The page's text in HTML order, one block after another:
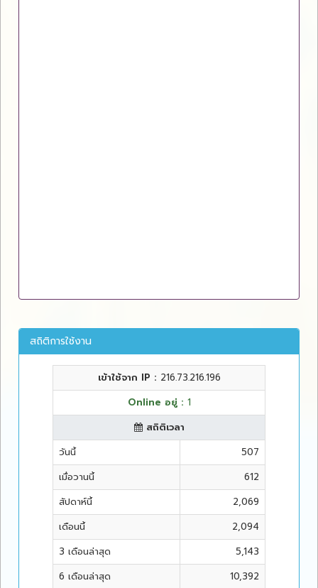
สถิติการใช้งาน
เข้าใช้จาก IP : 216.73.216.196
Online อยู่ : 1
สถิติเวลา
วันนี้
507
เมื่อวานนี้
612
สัปดาห์นี้
2,069
เดือนนี้
2,094
3 เดือนล่าสุด
5,143
6 เดือนล่าสุด
10,392